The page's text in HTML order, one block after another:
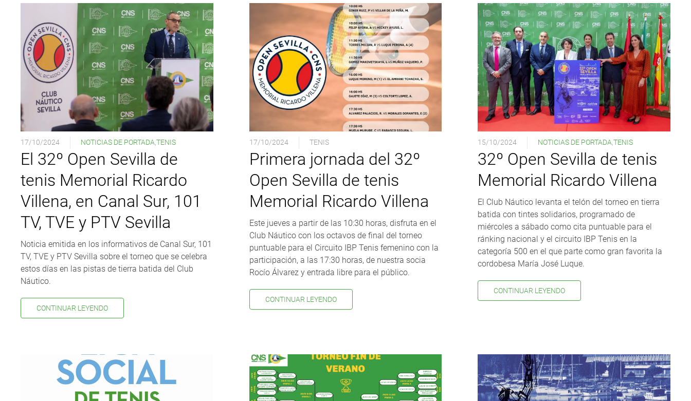
17/10/2024 NOTICIAS DE PORTADA TENIS
El 32º Open Sevilla de
tenis Memorial Ricardo
Villena, en Canal Sur, 101
TV, TVE y PTV Sevilla
Noticia emitida en los informativos de Canal Sur, 101
TV, TVE y PTV Sevilla sobre el torneo que se celebra
estos días en las pistas de tierra batida del Club
Náutico.
CONTINUAR LEYENDO
17/10/2024 TENIS
Primera jornada del 32º
Open Sevilla de tenis
Memorial Ricardo Villena
Este jueves a partir de las 10:30 horas, disfruta en el
Club Náutico con los octavos de final del torneo
puntuable para el Circuito IBP Tenis femenino con la
participación, a las 17:30 horas, de nuestra socia
Rocío Álvarez y entrada libre para el público.
CONTINUAR LEYENDO
15/10/2024 NOTICIAS DE PORTADA ,TENIS
32º Open Sevilla de tenis
Memorial Ricardo Villena
El Club Náutico levanta el telón del torneo en tierra
batida con tintes solidarios, programado de
miércoles a sábado como cita puntuable para el
ránking nacional y el circuito IBP Tenis en la
categoría 500 en el que parte como gran favorita la
cordobesa María José Luque.
CONTINUAR LEYENDO